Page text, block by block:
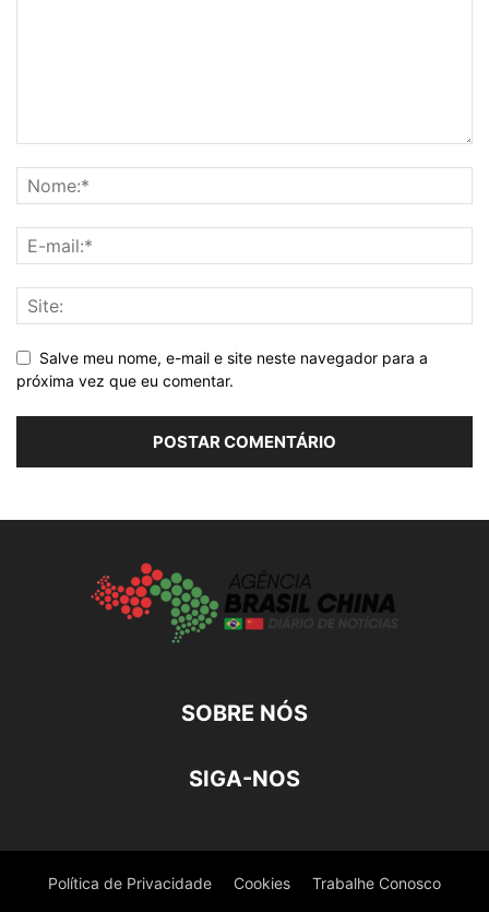
Salve meu nome, e-mail e site neste navegador para a
próxima vez que eu comentar.
SOBRE NÓS
SIGA-NOS
Política de Privacidade Cookies Trabalhe Conosco